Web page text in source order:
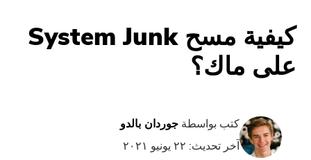
مرافق
PowerMyMac
محول الفيديو
الدعم
كيفية مسح System Junk
على ماك؟
كتب بواسطة جوردان بالدو
آخر تحديث: ٢٢ يونيو ٢٠٢١